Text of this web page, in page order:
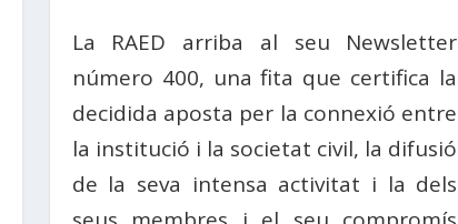
La RAED arriba al seu Newsletter
número 400, una fita que certifica la
decidida aposta per la connexió entre
la institució i la societat civil, la difusió
de la seva intensa activitat i la dels